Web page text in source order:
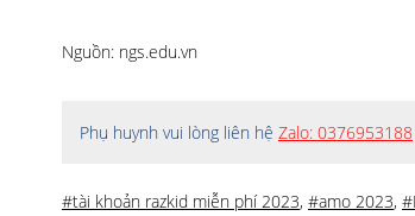
Nguồn: ngs.edu.vn
Phụ huynh vui lòng liên hệ Zalo: 0376953188
#tài khoản razkid miễn phí 2023, #amo 2023,